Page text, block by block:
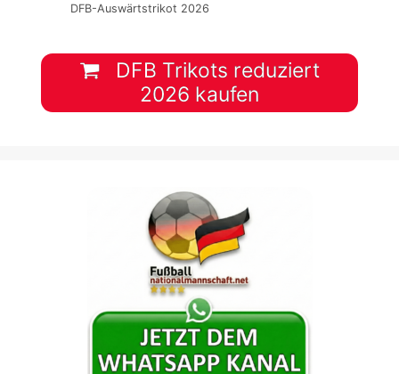
DFB-Auswärtstrikot 2026
DFB Trikots reduziert
2026 kaufen